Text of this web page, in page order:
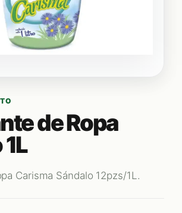
de Ropa
Carisma Sándalo 12pzs/1L.